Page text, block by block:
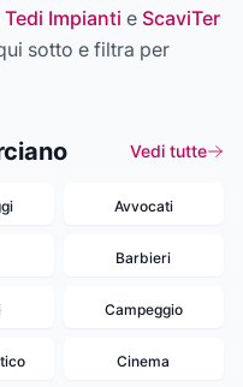
Tedi Impianti e ScaviTer
sotto e filtra per
Vedi tutte
Avvocati
Barbieri
Campeggio
Cinema